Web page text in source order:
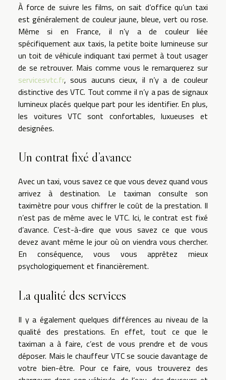
À force de suivre les films, on sait d’office qu’un taxi
est généralement de couleur jaune, bleue, vert ou rose.
Même si en France, il n’y a de couleur liée
spécifiquement aux taxis, la petite boite lumineuse sur
un toit de véhicule indiquant taxi permet à tout usager
de se retrouver. Mais comme vous le remarquerez sur
servicesvtc.fr, sous aucuns cieux, il n’y a de couleur
distinctive des VTC. Tout comme il n’y a pas de signaux
lumineux placés quelque part pour les identifier. En plus,
les voitures VTC sont confortables, luxueuses et
designées.
Un contrat fixé d’avance
Avec un taxi, vous savez ce que vous devez quand vous
arrivez à destination. Le taximan consulte son
taximètre pour vous chiffrer le coût de la prestation. Il
n’est pas de même avec le VTC. Ici, le contrat est fixé
d’avance. C’est-à-dire que vous savez ce que vous
devez avant même le jour où on viendra vous chercher.
En conséquence, vous vous apprêtez mieux
psychologiquement et financièrement.
La qualité des services
Il y a également quelques différences au niveau de la
qualité des prestations. En effet, tout ce que le
taximan a à faire, c’est de vous prendre et de vous
déposer. Mais le chauffeur VTC se soucie davantage de
votre bien-être. Pour ce faire, vous trouverez des